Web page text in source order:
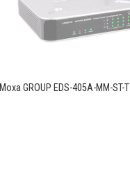
Moxa GROUP EDS-405A-MM-ST-T